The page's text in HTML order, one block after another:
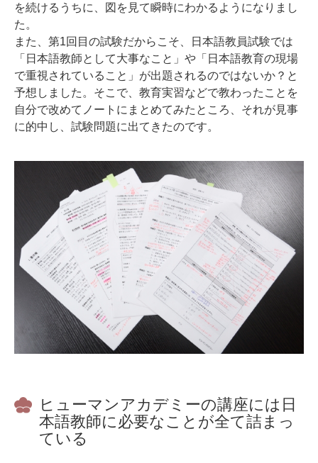
を続けるうちに、図を見て瞬時にわかるようになりまし
た。
また、第1回目の試験だからこそ、日本語教員試験では
「日本語教師として大事なこと」や「日本語教育の現場
で重視されていること」が出題されるのではないか？と
予想しました。そこで、教育実習などで教わったことを
自分で改めてノートにまとめてみたところ、それが見事
に的中し、試験問題に出てきたのです。
ヒューマンアカデミーの講座には日
本語教師に必要なことが全て詰まっ
ている